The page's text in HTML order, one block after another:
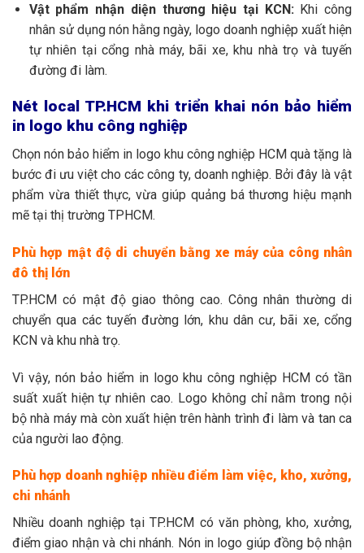
Vật phẩm nhận diện thương hiệu tại KCN: Khi công
nhân sử dụng nón hằng ngày, logo doanh nghiệp xuất hiện
tự nhiên tại cổng nhà máy, bãi xe, khu nhà trọ và tuyến
đường đi làm.
Nét local TP.HCM khi triển khai nón bảo hiểm
in logo khu công nghiệp
Chọn nón bảo hiểm in logo khu công nghiệp HCM quà tặng là
bước đi ưu việt cho các công ty, doanh nghiệp. Bởi đây là vật
phẩm vừa thiết thực, vừa giúp quảng bá thương hiệu mạnh
mẽ tại thị trường TPHCM.
Phù hợp mật độ di chuyển bằng xe máy của công nhân
đô thị lớn
TP.HCM có mật độ giao thông cao. Công nhân thường di
chuyển qua các tuyến đường lớn, khu dân cư, bãi xe, cổng
KCN và khu nhà trọ.
Vì vậy, nón bảo hiểm in logo khu công nghiệp HCM có tần
suất xuất hiện tự nhiên cao. Logo không chỉ nằm trong nội
bộ nhà máy mà còn xuất hiện trên hành trình đi làm và tan ca
của người lao động.
Phù hợp doanh nghiệp nhiều điểm làm việc, kho, xưởng,
chi nhánh
Nhiều doanh nghiệp tại TP.HCM có văn phòng, kho, xưởng,
điểm giao nhận và chi nhánh. Nón in logo giúp đồng bộ nhận